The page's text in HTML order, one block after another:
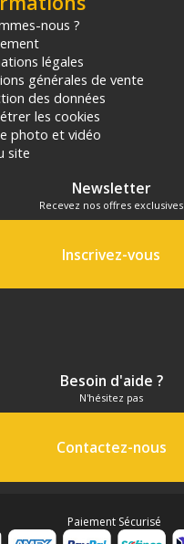
nous ?
légales
générales de vente
des données
les cookies
photo et vidéo
site
Newsletter
Recevez nos offres exclusives
Inscrivez-vous
Besoin d'aide ?
N'hésitez pas
Contactez-nous
Paiement Sécurisé